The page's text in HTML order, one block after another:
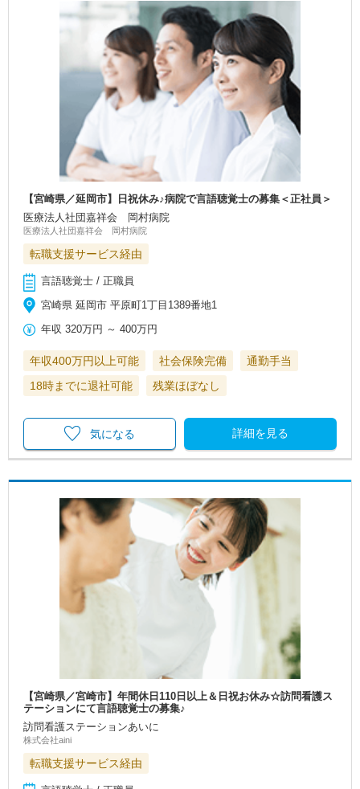
【宮崎県／延岡市】日祝休み♪病院で言語聴覚士の募集＜正社員＞
医療法人社団嘉祥会 岡村病院
医療法人社団嘉祥会 岡村病院
転職支援サービス経由
言語聴覚士 / 正職員
宮崎県 延岡市 平原町1丁目1389番地1
年収 320万円 ～400万円
年収400万円以上可能 社会保険完備
通勤手当
18時までに退社可能
残業ほぼなし
詳細を見る
気になる
【宮崎県／宮崎市】年間休日110日以上＆日祝お休み☆訪問看護ス
テーションにて言語聴覚士の募集♪
訪問看護ステーションあいに
株式会社aini
転職支援サービス経由